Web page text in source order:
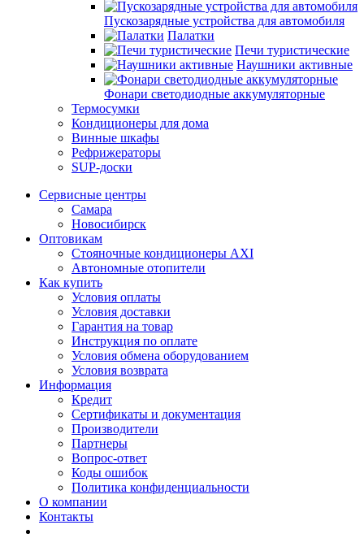
Пускозарядные устройства для автомобиля
Палатки
Печи туристические
Наушники активные
Фонари светодиодные аккумуляторные
Термосумки
Кондиционеры для дома
Винные шкафы
Рефрижераторы
SUP-доски
Сервисные центры
Самара
Новосибирск
Оптовикам
Стояночные кондиционеры AXI
Автономные отопители
Как купить
Условия оплаты
Условия доставки
Гарантия на товар
Инструкция по оплате
Условия обмена оборудованием
Условия возврата
Информация
Кредит
Сертификаты и документация
Производители
Партнеры
Вопрос-ответ
Коды ошибок
Политика конфиденциальности
О компании
Контакты